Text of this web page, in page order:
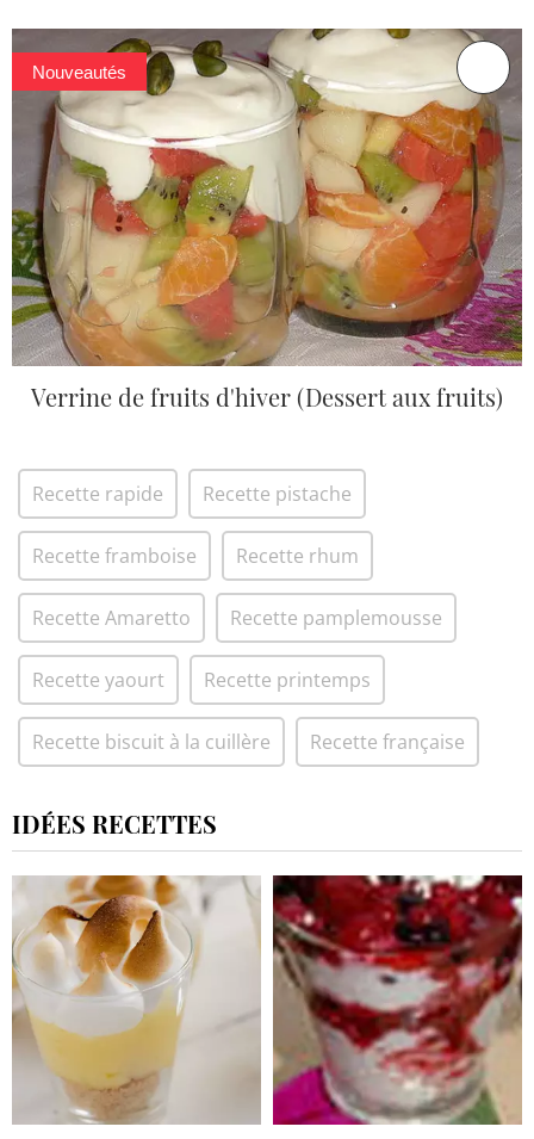
Nouveautés
Verrine de fruits d'hiver (Dessert aux fruits)
Recette rapide Recette pistache
Recette framboise Recette rhum
Recette Amaretto Recette pamplemousse
Recette yaourt Recette printemps
Recette biscuit à la cuillère Recette française
IDÉES RECETTES